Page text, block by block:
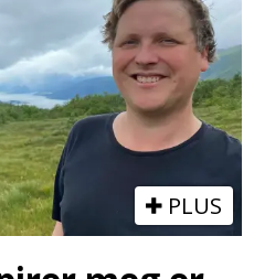
PLUS